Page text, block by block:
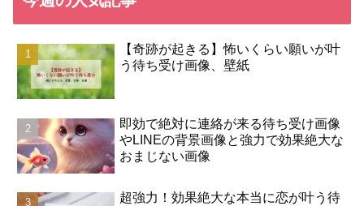
【奇跡が起きる】怖いくらい願いが叶
う待ち受け画像、壁紙
即効で絶対に連絡が来る待ち受け画像
やLINEの背景画像と強力で効果絶大な
おまじない画像
超強力！効果絶大な本当に恋が叶う待